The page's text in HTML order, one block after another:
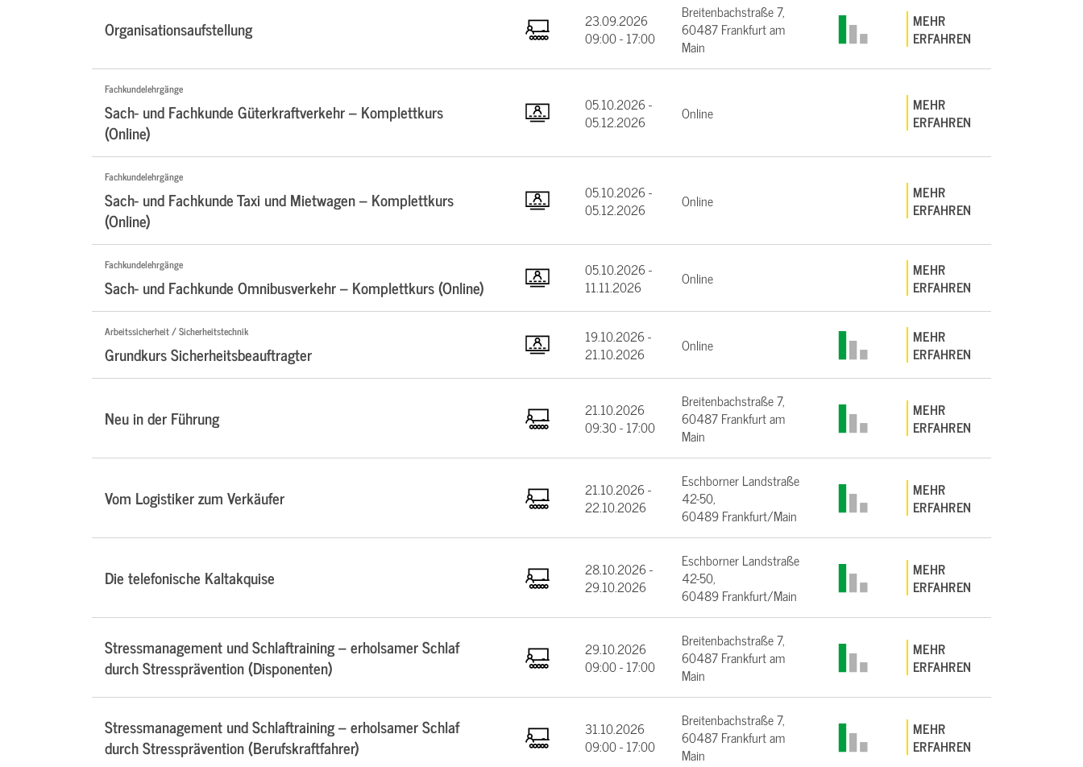
Organisationsaufstellung
23.09.2026
09:00 - 17:00
Breitenbachstraße 7,
60487 Frankfurt am
Main
MEHR
ERFAHREN
Fachkundelehrgänge
Sach- und Fachkunde Güterkraftverkehr – Komplettkurs
(Online)
05.10.2026 -
05.12.2026
Online
MEHR
ERFAHREN
Fachkundelehrgänge
Sach- und Fachkunde Taxi und Mietwagen – Komplettkurs
(Online)
05.10.2026 -
05.12.2026
Online
MEHR
ERFAHREN
Fachkundelehrgänge
Sach- und Fachkunde Omnibusverkehr – Komplettkurs (Online)
05.10.2026 -
11.11.2026
Online
MEHR
ERFAHREN
Arbeitssicherheit / Sicherheitstechnik
Grundkurs Sicherheitsbeauftragter
19.10.2026 -
21.10.2026
Online
MEHR
ERFAHREN
Neu in der Führung
21.10.2026
09:30 - 17:00
Breitenbachstraße 7,
60487 Frankfurt am
Main
MEHR
ERFAHREN
Vom Logistiker zum Verkäufer
21.10.2026 -
22.10.2026
Eschborner Landstraße
42-50,
60489 Frankfurt/Main
MEHR
ERFAHREN
Die telefonische Kaltakquise
28.10.2026 -
29.10.2026
Eschborner Landstraße
42-50,
60489 Frankfurt/Main
MEHR
ERFAHREN
Stressmanagement und Schlaftraining – erholsamer Schlaf
durch Stressprävention (Disponenten)
29.10.2026
09:00 - 17:00
Breitenbachstraße 7,
60487 Frankfurt am
Main
MEHR
ERFAHREN
Stressmanagement und Schlaftraining – erholsamer Schlaf
durch Stressprävention (Berufskraftfahrer)
31.10.2026
09:00 - 17:00
Breitenbachstraße 7,
60487 Frankfurt am
Main
MEHR
ERFAHREN